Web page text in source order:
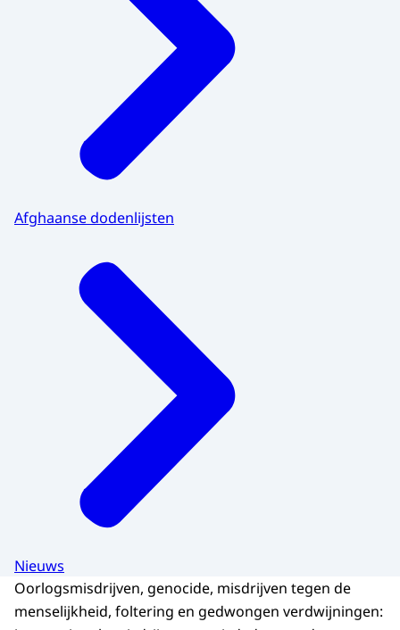
Afghaanse dodenlijsten
Nieuws
Oorlogsmisdrijven, genocide, misdrijven tegen de
menselijkheid, foltering en gedwongen verdwijningen: